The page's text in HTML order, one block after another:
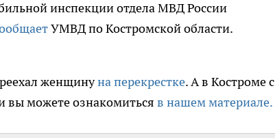
инспекции отдела МВД России
УМВД по Костромской области.
женщинуна перекрестке. А в Костроме с
вы можете ознакомиться в нашем материале.